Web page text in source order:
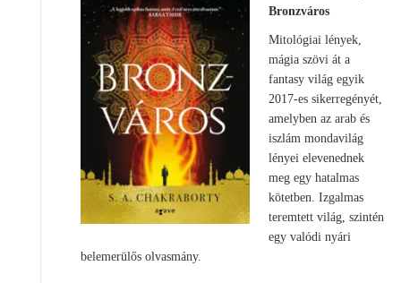
Bronzváros
Mitológiai lények,
mágia szövi át a
fantasy világ egyik
2017-es sikerregényét,
amelyben az arab és
iszlám mondavilág
lényei elevenednek
meg egy hatalmas
kötetben. Izgalmas
teremtett világ, szintén
egy valódi nyári
belemerülős olvasmány.